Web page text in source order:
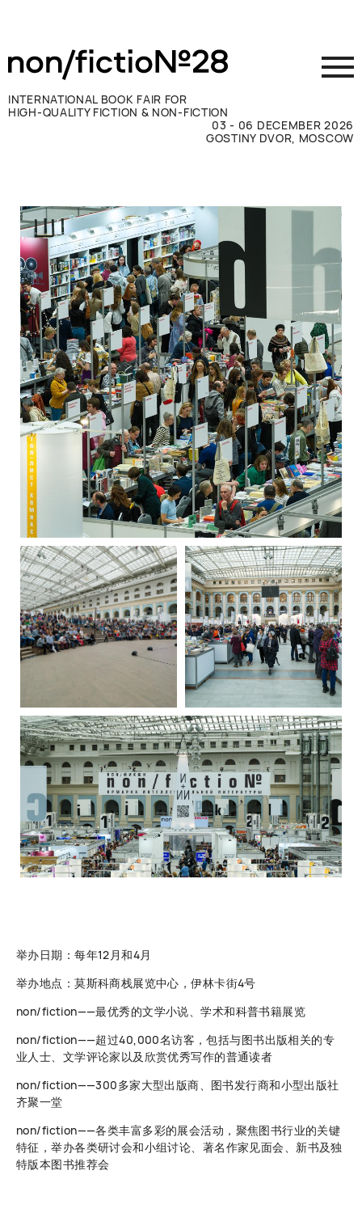
INTERNATIONAL BOOK FAIR FOR
HIGH-QUALITY FICTION & NON-FICTION
03 - 06 DECEMBER 2026
GOSTINY DVOR, MOSCOW
访客须知
新闻媒体
联系方式
ВКОНТАКТЕ TELEGRAM
RUSSIAN ENGLISH CHINESE
举办日期：每年12月和4月
举办地点：莫斯科商栈展览中心，伊林卡街4号
non/fiction——最优秀的文学小说、学术和科普书籍展览
non/fiction——超过40,000名访客，包括与图书出版相关的专
业人士、文学评论家以及欣赏优秀写作的普通读者
non/fiction——300多家大型出版商、图书发行商和小型出版社
齐聚一堂
non/fiction——各类丰富多彩的展会活动，聚焦图书行业的关键
特征，举办各类研讨会和小组讨论、著名作家见面会、新书及独
特版本图书推荐会